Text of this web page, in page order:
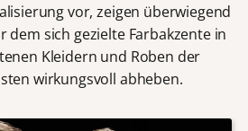
vor, zeigen überwiegend
dem sich gezielte Farbakzente in
Kleidern und Roben der
wirkungsvoll abheben.